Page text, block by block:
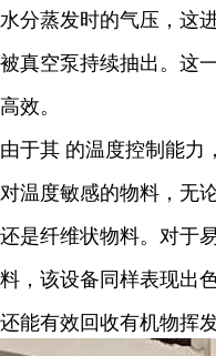
水分蒸发时的气压，这
被真空泵持续抽出。这
高效。
由于其 的温度控制能力
对温度敏感的物料，无
还是纤维状物料。对于
料，该设备同样表现出
还能有效回收有机物挥